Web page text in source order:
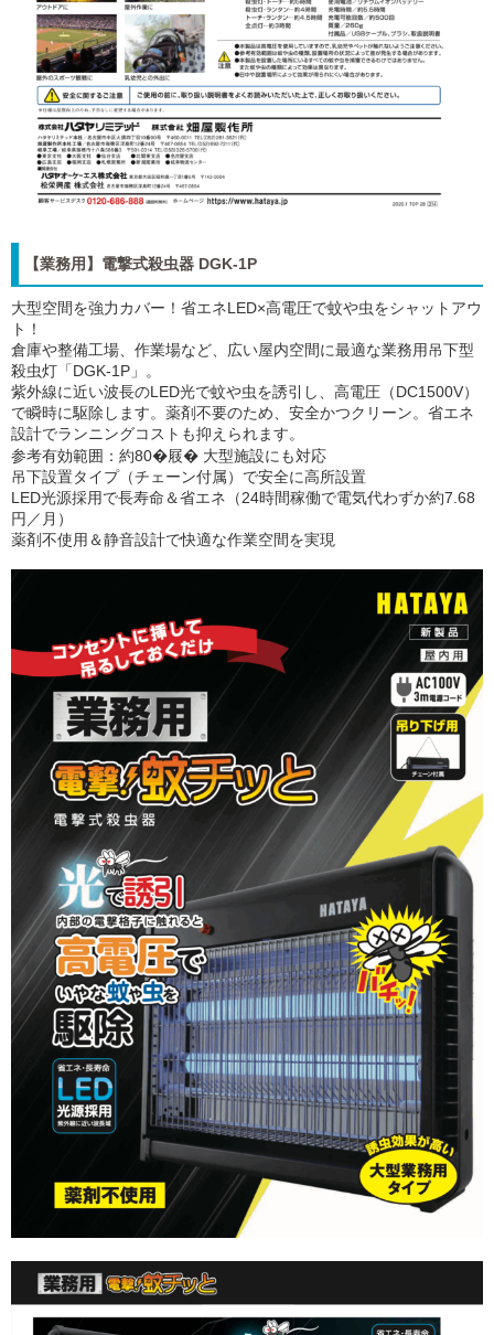
【業務用】電撃式殺虫器 DGK-1P
大型空間を強力カバー！省エネLED×高電圧で蚊や虫をシャットアウ
ト！
倉庫や整備工場、作業場など、広い屋内空間に最適な業務用吊下型
殺虫灯「DGK-1P」。
紫外線に近い波長のLED光で蚊や虫を誘引し、高電圧（DC1500V）
で瞬時に駆除します。薬剤不要のため、安全かつクリーン。省エネ
設計でランニングコストも抑えられます。
参考有効範囲：約80�屐� 大型施設にも対応
吊下設置タイプ（チェーン付属）で安全に高所設置
LED光源採用で長寿命＆省エネ（24時間稼働で電気代わずか約7.68
円／月）
薬剤不使用＆静音設計で快適な作業空間を実現